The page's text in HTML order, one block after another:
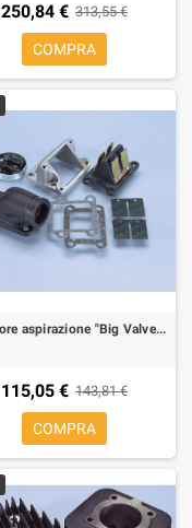
250,84 € 313,55 €
COMPRA
Collettore aspirazione "Big Valve" completo Polini per Motori Min. Verticale per Booster, Stunt, BW'S
115,05 € 143,81 €
COMPRA